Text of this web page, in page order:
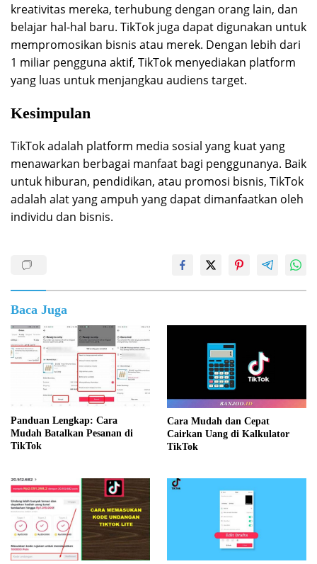
kreativitas mereka, terhubung dengan orang lain, dan
belajar hal-hal baru. TikTok juga dapat digunakan untuk
mempromosikan bisnis atau merek. Dengan lebih dari
1 miliar pengguna aktif, TikTok menyediakan platform
yang luas untuk menjangkau audiens target.
Kesimpulan
TikTok adalah platform media sosial yang kuat yang
menawarkan berbagai manfaat bagi penggunanya. Baik
untuk hiburan, pendidikan, atau promosi bisnis, TikTok
adalah alat yang ampuh yang dapat dimanfaatkan oleh
individu dan bisnis.
Baca Juga
Panduan Lengkap: Cara
Mudah Batalkan Pesanan di
TikTok
Cara Mudah dan Cepat
Cairkan Uang di Kalkulator
TikTok